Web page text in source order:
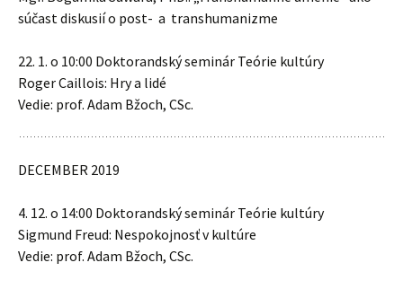
súčast diskusií o post- a transhumanizme
22. 1. o 10:00 Doktorandský seminár Teórie kultúry
Roger Caillois: Hry a lidé
Vedie: prof. Adam Bžoch, CSc.
DECEMBER 2019
4. 12. o 14:00 Doktorandský seminár Teórie kultúry
Sigmund Freud: Nespokojnosť v kultúre
Vedie: prof. Adam Bžoch, CSc.